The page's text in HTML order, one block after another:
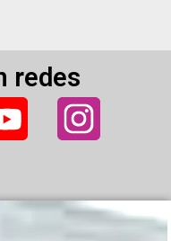
redes